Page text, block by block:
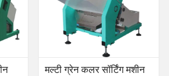
मल्टी ग्रेन कलर सॉर्टिंग मशीन